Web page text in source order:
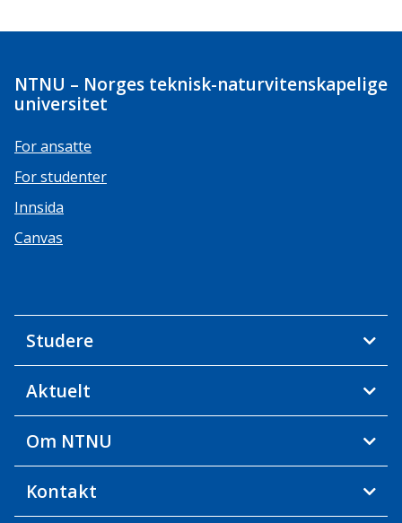
NTNU – Norges teknisk-naturvitenskapelige
universitet
For ansatte
For studenter
Innsida
Canvas
Studere
Aktuelt
Om NTNU
Kontakt